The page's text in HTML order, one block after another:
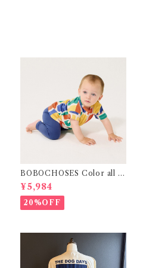
BOBOCHOSES Color all o
ver T-shirt / 12・24m
¥5,984
20%OFF